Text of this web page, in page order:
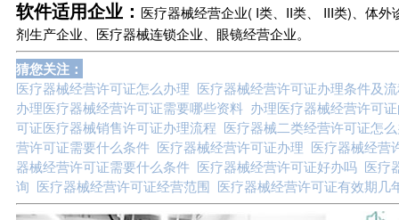
软件适用企业： 医疗器械经营企业( I类、II类、 III类)、体
剂生产企业、医疗器械连锁企业、眼镜经营企业。
猜您关注：
医疗器械经营许可证怎么办理 医疗器械经营许可证办理条件
办理医疗器械经营许可证需要哪些资料 办理医疗器械经营许可
可证医疗器械销售许可证办理流程 医疗器械二类经营许可证
营许可证需要什么条件 医疗器械经营许可证办理 医疗器械经
器械经营许可证需要什么条件 医疗器械经营许可证好办吗 医
询 医疗器械经营许可证经营范围 医疗器械经营许可证有效期